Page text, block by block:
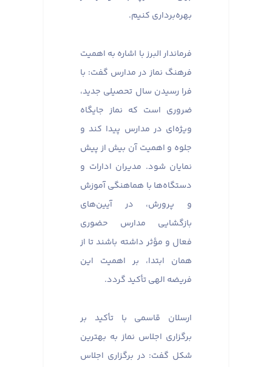
بهره‌برداری کنیم.
فرماندار البرز با اشاره به اهمیت
فرهنگ نماز در مدارس گفت: با
فرا رسیدن سال تحصیلی جدید،
ضروری است که نماز جایگاه
ویژه‌ای در مدارس پیدا کند و
جلوه و اهمیت آن بیش از پیش
نمایان شود. مدیران ادارات و
دستگاه‌ها با هماهنگی آموزش
و پرورش، در آیین‌های
بازگشایی مدارس حضوری
فعال و مؤثر داشته باشند تا از
همان ابتدا، بر اهمیت این
فریضه الهی تأکید گردد.
ارسلان قاسمی با تأکید بر
برگزاری اجلاس نماز به بهترین
شکل گفت: در برگزاری اجلاس